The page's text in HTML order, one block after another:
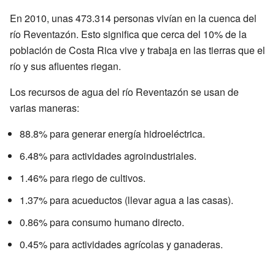
En 2010, unas 473.314 personas vivían en la cuenca del
río Reventazón. Esto significa que cerca del 10% de la
población de Costa Rica vive y trabaja en las tierras que el
río y sus afluentes riegan.
Los recursos de agua del río Reventazón se usan de
varias maneras:
88.8% para generar energía hidroeléctrica.
6.48% para actividades agroindustriales.
1.46% para riego de cultivos.
1.37% para acueductos (llevar agua a las casas).
0.86% para consumo humano directo.
0.45% para actividades agrícolas y ganaderas.